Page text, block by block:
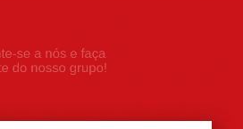
a nós e faça
nosso grupo!